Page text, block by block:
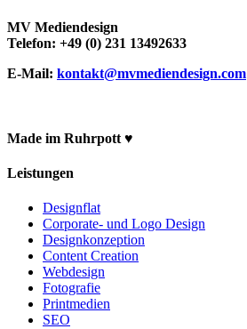
MV Mediendesign
Telefon: +49 (0) 231 13492633
E-Mail: kontakt@mvmediendesign.com
Made im Ruhrpott ♥
Leistungen
Designflat
Corporate- und Logo Design
Designkonzeption
Content Creation
Webdesign
Fotografie
Printmedien
SEO